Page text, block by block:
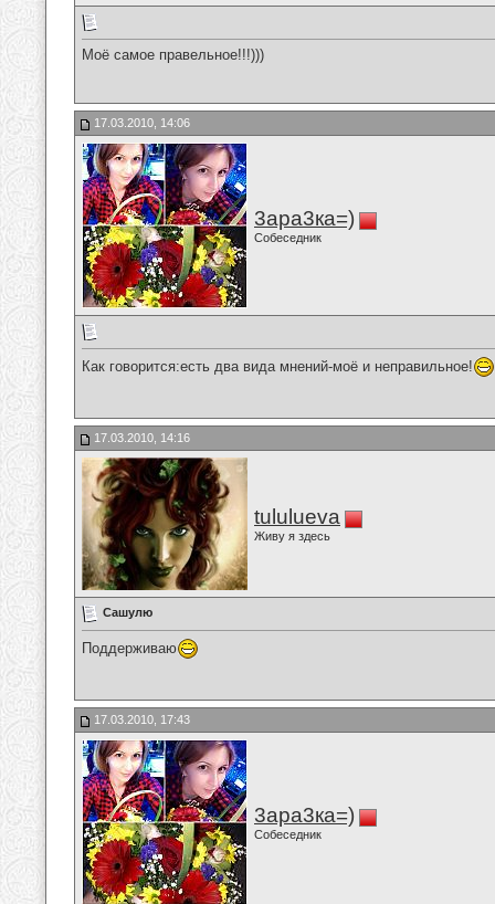
Моё самое правельное!!!)))
17.03.2010, 14:06
3ара3ка=)
Собеседник
Как говорится:есть два вида мнений-моё и неправильное!
17.03.2010, 14:16
tululueva
Живу я здесь
Сашулю
Поддерживаю
17.03.2010, 17:43
3ара3ка=)
Собеседник